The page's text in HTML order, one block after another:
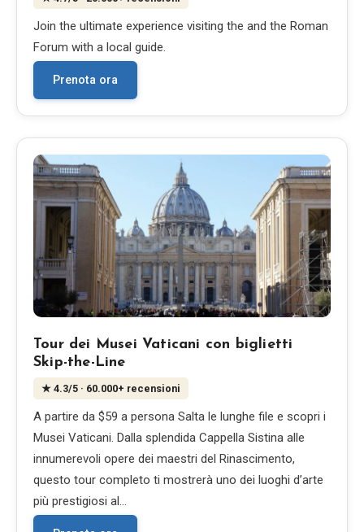
Chi siamo
EN DE ES FR IT
Join the ultimate experience visiting the and the Roman
Forum with a local guide.
Prenota ora
Tour dei Musei Vaticani con biglietti
Skip-the-Line
★ 4.3/5 · 60.000+ recensioni
A partire da $59 a persona Salta le lunghe file e scopri i
Musei Vaticani. Dalla splendida Cappella Sistina alle
innumerevoli opere dei maestri del Rinascimento,
questo tour completo ti mostrerà uno dei luoghi d’arte
più prestigiosi al…